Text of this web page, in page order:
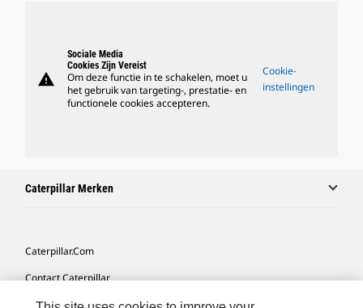
warning
Sociale Media
Cookies Zijn Vereist
Om deze functie in te schakelen, moet u
het gebruik van targeting-, prestatie- en
functionele cookies accepteren.
Cookie-
instellingen
Caterpillar Merken
Caterpillar.com
Contact Caterpillar
Mijn Marketingvoorkeuren